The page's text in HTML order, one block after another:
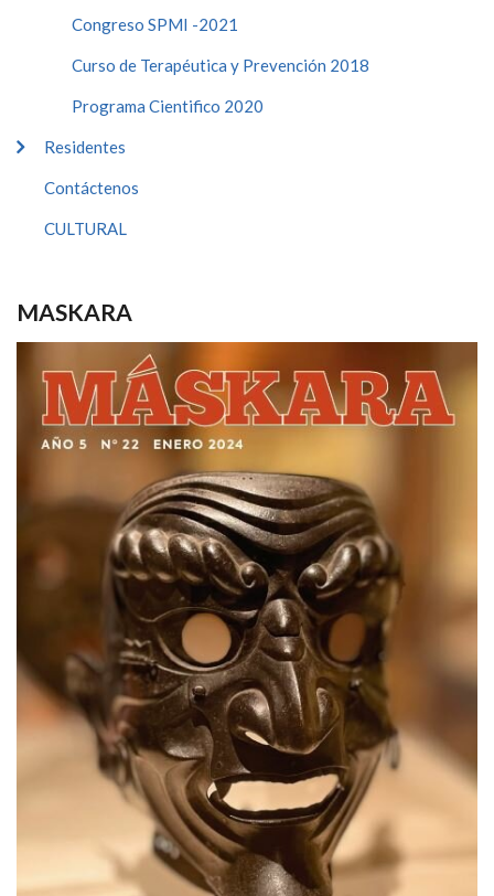
Congreso SPMI -2021
Curso de Terapéutica y Prevención 2018
Programa Cientifico 2020
Residentes
Contáctenos
CULTURAL
MASKARA